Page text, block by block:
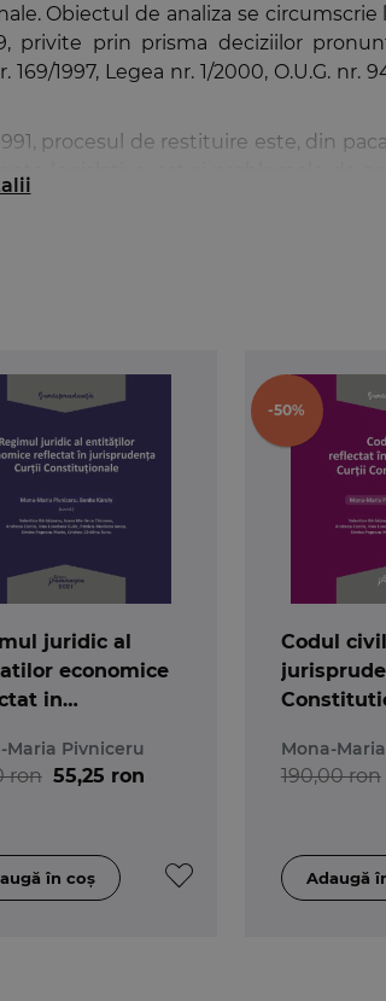
Obiectul de analiza se
privite prin prisma deciziilor
1997, Legea nr. 1/2000, O.U.G. nr.
procesul de restituire este, din
legislativa, cat si problemele de
a jurisprudentei Curtii
forma fiselor aferente deciziilor
ale exceptiei de
tocmai pentru a
indeplineasca. Titlul al doilea
selectate au fost ordonate
facand parte din fondul activ al
pentru intelegerea din punct de
juridic al
economice
in
Maria Pivniceru
ron 55,25 ron
-50%
Codul
Mona-
190,00 ron